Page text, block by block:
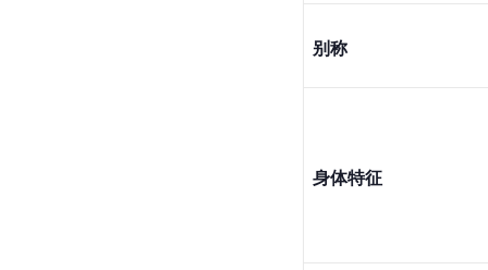
别称
身体特征